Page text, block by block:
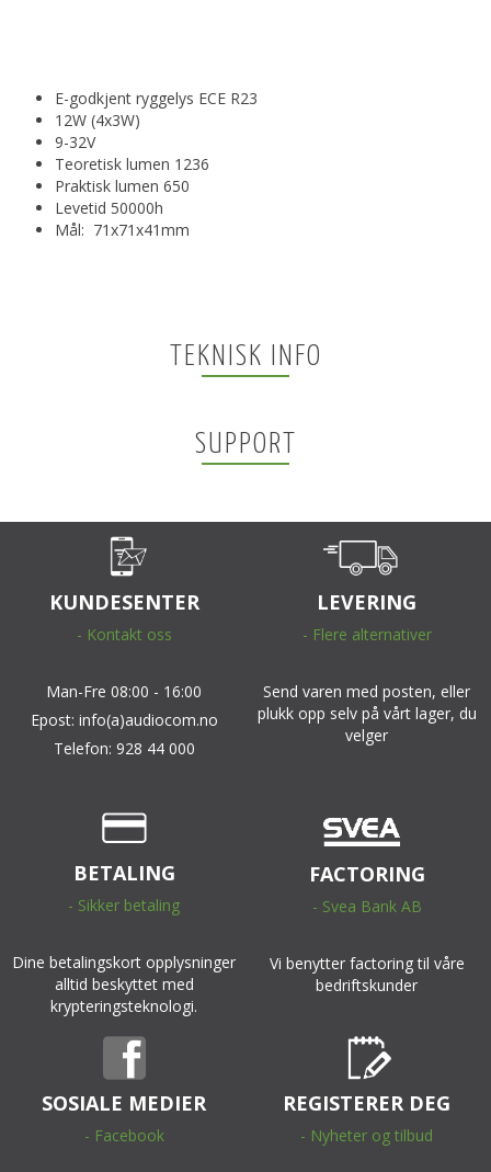
E-godkjent ryggelys ECE R23
12W (4x3W)
9-32V
Teoretisk lumen 1236
Praktisk lumen 650
Levetid 50000h
Mål: 71x71x41mm
TEKNISK INFO
SUPPORT
KUNDESENTER
- Kontakt oss
Man-Fre 08:00 - 16:00
Epost: info(a)audiocom.no
Telefon: 928 44 000
LEVERING
- Flere alternativer
Send varen med posten, eller
plukk opp selv på vårt lager, du
velger
BETALING
- Sikker betaling
Dine betalingskort opplysninger
alltid beskyttet med
krypteringsteknologi.
FACTORING
- Svea Bank AB
Vi benytter factoring til våre
bedriftskunder
SOSIALE MEDIER
- Facebook
REGISTERER DEG
- Nyheter og tilbud